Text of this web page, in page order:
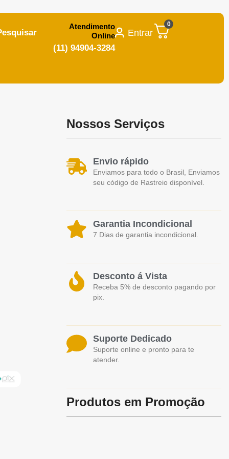
Atendimento
Online
(11) 94904-3284
Entrar
0
Nossos Serviços
Envio rápido
Enviamos para todo o Brasil, Enviamos
seu código de Rastreio disponível.
Garantia Incondicional
7 Dias de garantia incondicional.
Desconto á Vista
Receba 5% de desconto pagando por
pix.
Suporte Dedicado
Suporte online e pronto para te
atender.
Produtos em Promoção